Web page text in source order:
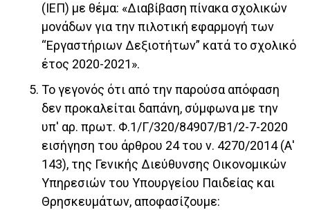
(ΙΕΠ) με θέμα: «Διαβίβαση πίνακα σχολικών
μονάδων για την πιλοτική εφαρμογή των
“Εργαστήριων Δεξιοτήτων” κατά το σχολικό
έτος 2020-2021».
Το γεγονός ότι από την παρούσα απόφαση
δεν προκαλείται δαπάνη, σύμφωνα με την
υπ' αρ. πρωτ. Φ.1/Γ/320/84907/Β1/2-7-2020
εισήγηση του άρθρου 24 του ν. 4270/2014 (Α'
143), της Γενικής Διεύθυνσης Οικονομικών
Υπηρεσιών του Υπουργείου Παιδείας και
Θρησκευμάτων, αποφασίζουμε: